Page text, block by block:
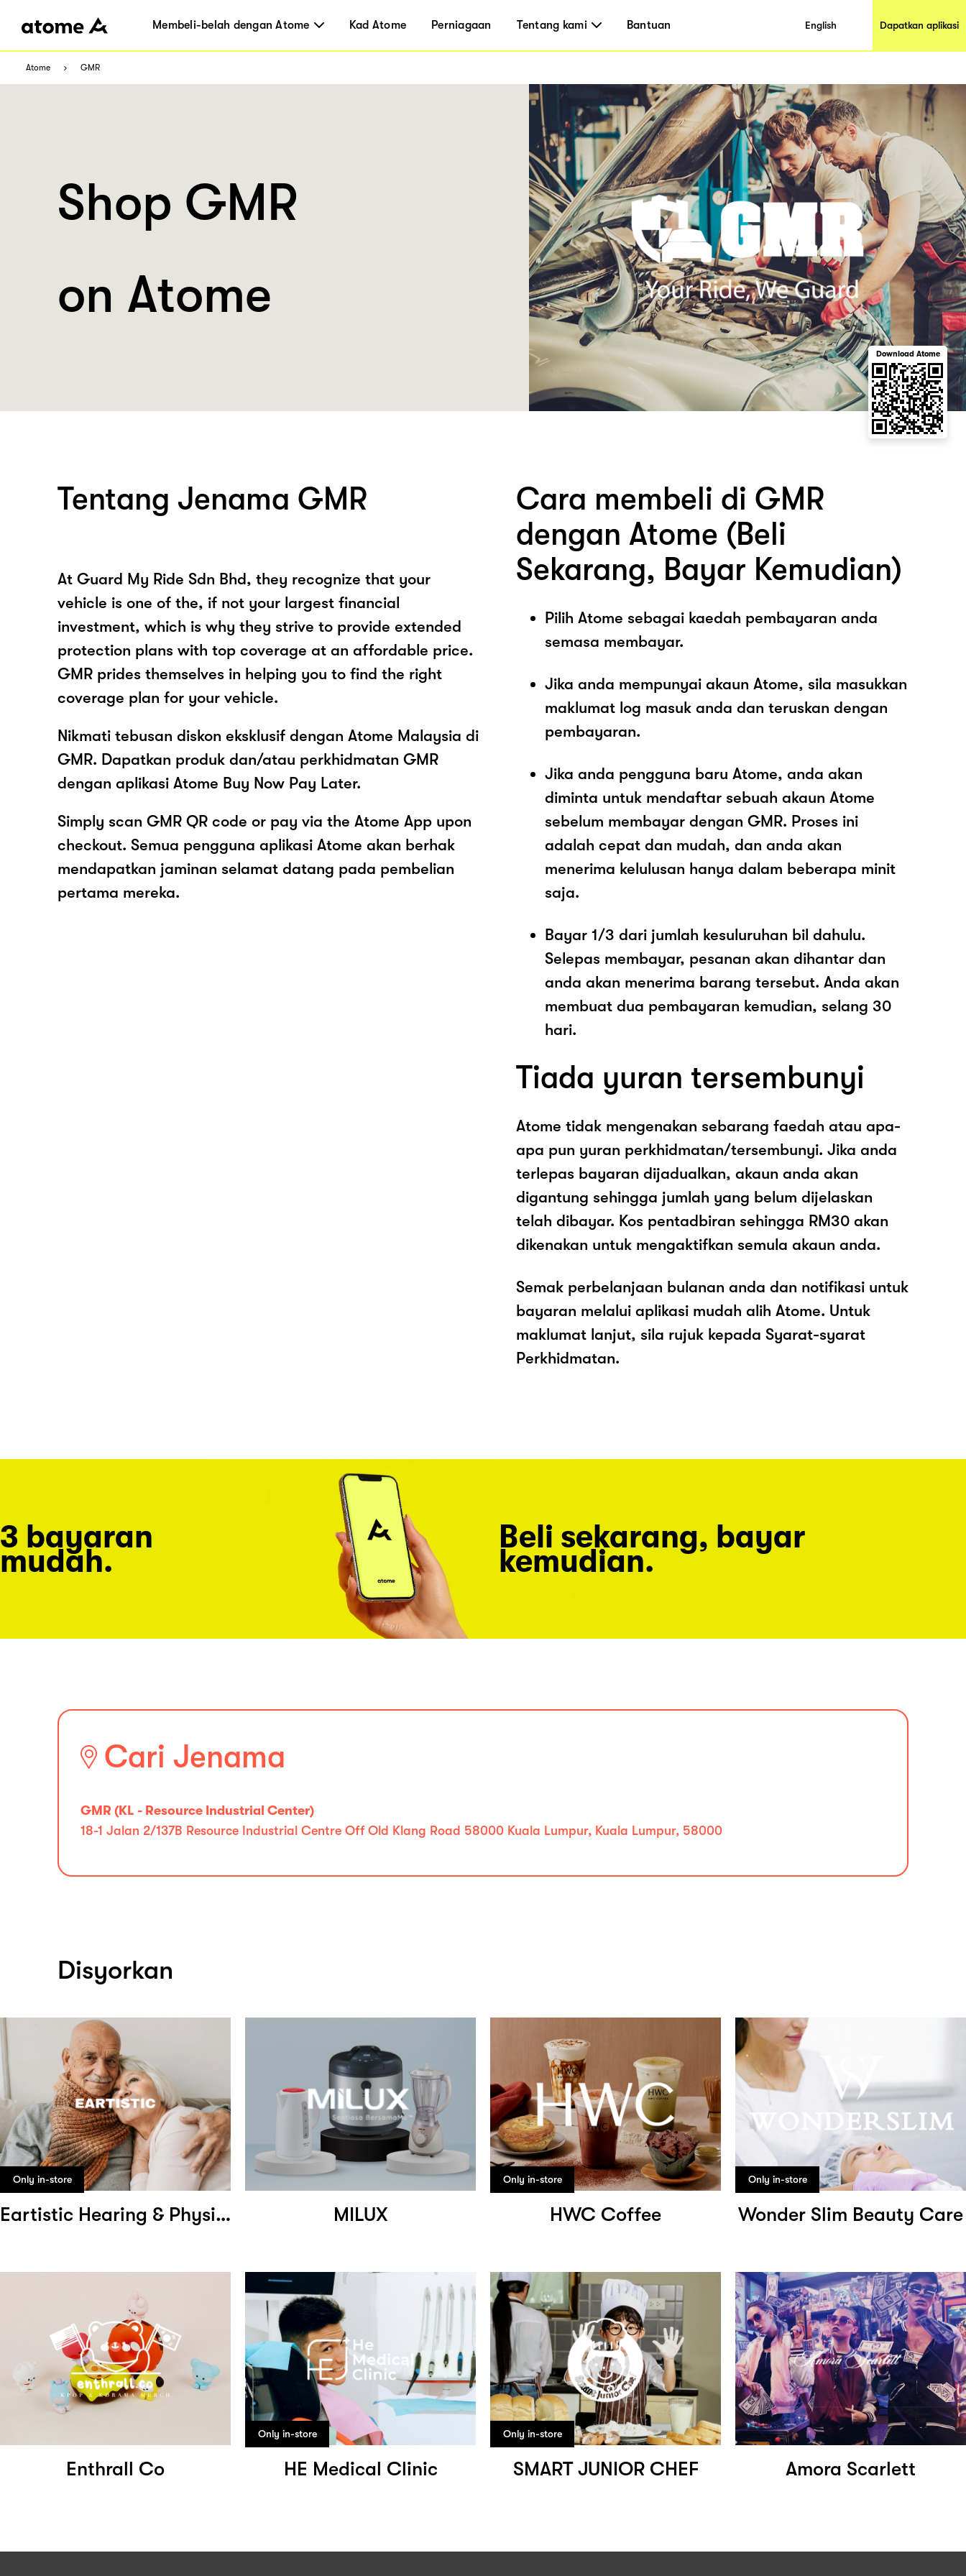
Membeli-belah dengan Atome Kad Atome Perniagaan Tentang kami Bantuan English Dapatkan aplikasi
Atome GMR
Shop GMR
on Atome
Download Atome
Tentang Jenama GMR
At Guard My Ride Sdn Bhd, they recognize that your
vehicle is one of the, if not your largest financial
investment, which is why they strive to provide extended
protection plans with top coverage at an affordable price.
GMR prides themselves in helping you to find the right
coverage plan for your vehicle.
Nikmati tebusan diskon eksklusif dengan Atome Malaysia di
GMR. Dapatkan produk dan/atau perkhidmatan GMR
dengan aplikasi Atome Buy Now Pay Later.
Simply scan GMR QR code or pay via the Atome App upon
checkout. Semua pengguna aplikasi Atome akan berhak
mendapatkan jaminan selamat datang pada pembelian
pertama mereka.
Cara membeli di GMR
dengan Atome (Beli
Sekarang, Bayar Kemudian)
Pilih Atome sebagai kaedah pembayaran anda
semasa membayar.
Jika anda mempunyai akaun Atome, sila masukkan
maklumat log masuk anda dan teruskan dengan
pembayaran.
Jika anda pengguna baru Atome, anda akan
diminta untuk mendaftar sebuah akaun Atome
sebelum membayar dengan GMR. Proses ini
adalah cepat dan mudah, dan anda akan
menerima kelulusan hanya dalam beberapa minit
saja.
Bayar 1/3 dari jumlah kesuluruhan bil dahulu.
Selepas membayar, pesanan akan dihantar dan
anda akan menerima barang tersebut. Anda akan
membuat dua pembayaran kemudian, selang 30
hari.
Tiada yuran tersembunyi
Atome tidak mengenakan sebarang faedah atau apa-
apa pun yuran perkhidmatan/tersembunyi. Jika anda
terlepas bayaran dijadualkan, akaun anda akan
digantung sehingga jumlah yang belum dijelaskan
telah dibayar. Kos pentadbiran sehingga RM30 akan
dikenakan untuk mengaktifkan semula akaun anda.
Semak perbelanjaan bulanan anda dan notifikasi untuk
bayaran melalui aplikasi mudah alih Atome. Untuk
maklumat lanjut, sila rujuk kepada Syarat-syarat
Perkhidmatan.
3 bayaran
mudah.
Beli sekarang, bayar
kemudian.
Cari Jenama
GMR (KL - Resource Industrial Center)
18-1 Jalan 2/137B Resource Industrial Centre Off Old Klang Road 58000 Kuala Lumpur, Kuala Lumpur, 58000
Disyorkan
Only in-store
Eartistic Hearing & Physiotherapy Centre MILUX
Only in-store
HWC Coffee
Only in-store
Wonder Slim Beauty Care
Enthrall Co
Only in-store
HE Medical Clinic
Only in-store
SMART JUNIOR CHEF Amora Scarlett